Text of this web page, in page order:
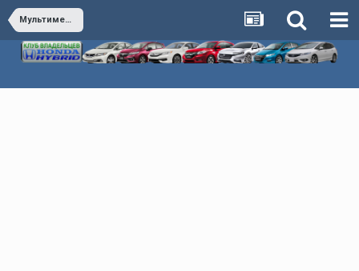
Мультимедиа & Автозвук & Электроника & Сигнализация